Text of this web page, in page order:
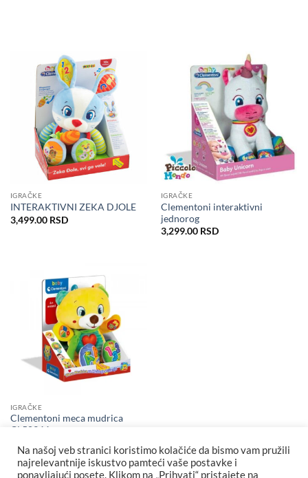
IGRAČKE
INTERAKTIVNI ZEKA DJOLE
3,499.00 RSD
IGRAČKE
Clementoni interaktivni
jednorog
3,299.00 RSD
IGRAČKE
Clementoni meca mudrica
CL50344
Na našoj veb stranici koristimo kolačiće da bismo vam pružili
najrelevantnije iskustvo pamteći vaše postavke i
ponavljajući posete. Klikom na „Prihvati“ pristajete na